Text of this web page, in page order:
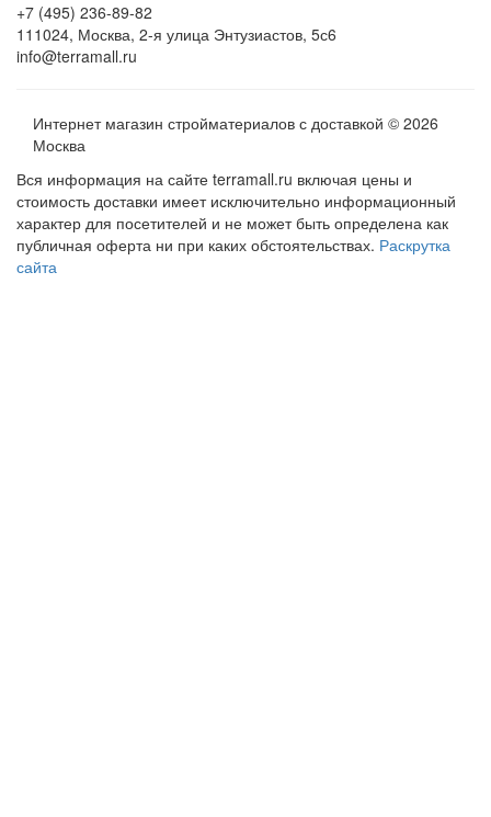
+7 (495) 236-89-82
111024, Москва, 2-я улица Энтузиастов, 5с6
info@terramall.ru
Интернет магазин стройматериалов с доставкой © 2026
Москва
Вся информация на сайте terramall.ru включая цены и
стоимость доставки имеет исключительно информационный
характер для посетителей и не может быть определена как
публичная оферта ни при каких обстоятельствах. Раскрутка
сайта